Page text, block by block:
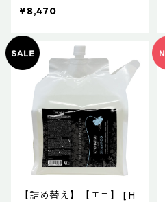
¥8,470
【詰め替え】【エコ】 [ H